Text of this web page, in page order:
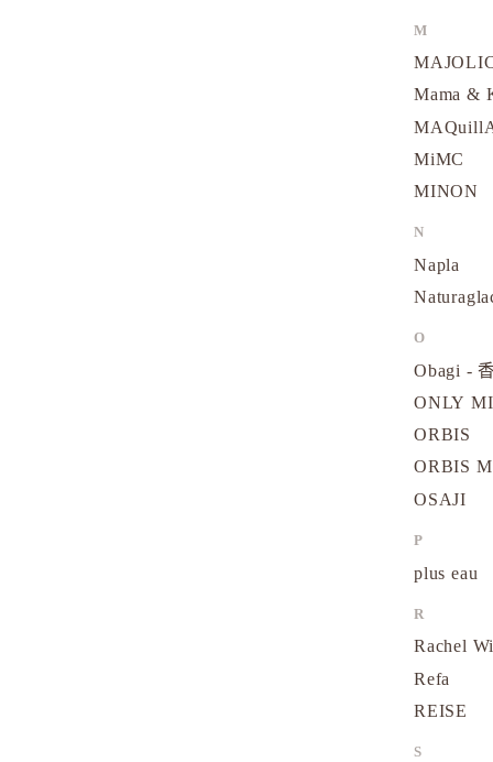
M
Mama &
MiMC
MINON
N
Napla
O
Obagi -
ONLY
ORBIS
ORBIS
OSAJI
P
plus eau
R
Rachel
Refa
REISE
S